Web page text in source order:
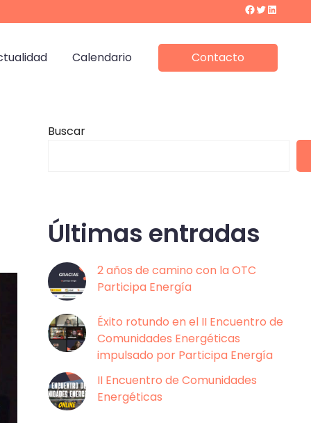
Facebook
Twitter
LinkedIn
Calendario Contacto
Buscar
Últimas entradas
2 años de camino con la OTC
Participa Energía
Éxito rotundo en el II Encuentro de
Comunidades Energéticas
impulsado por Participa Energía
II Encuentro de Comunidades
Energéticas